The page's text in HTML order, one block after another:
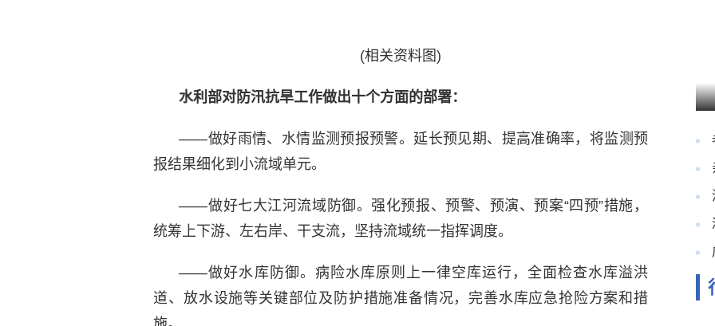
(相关资料图)
水利部对防汛抗旱工作做出十个方面的部署：
——做好雨情、水情监测预报预警。延长预见期、提高准确率，将监测预
报结果细化到小流域单元。
——做好七大江河流域防御。强化预报、预警、预演、预案“四预”措施，
统筹上下游、左右岸、干支流，坚持流域统一指挥调度。
——做好水库防御。病险水库原则上一律空库运行，全面检查水库溢洪
道、放水设施等关键部位及防护措施准备情况，完善水库应急抢险方案和措